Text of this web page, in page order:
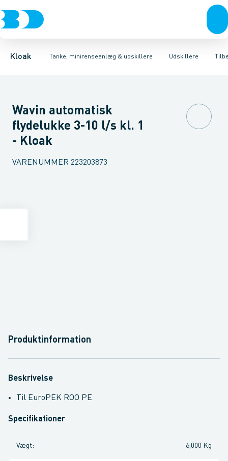
Kloak Tanke, minirenseanlæg & udskillere
Rør & fittingsBrøndeBrøndgodsLinjeafvandingTanke,
Udskillere
Udskillere Tanke Tilbehør til tankeMini renseanlæg
OlieudskillereFedtudskillereTilbehør til udskillereSandfang
Wavin automatisk
flydelukke 3-10 l/s kl. 1
- Kloak
VARENUMMER 223203873
Produktinformation
Beskrivelse
Til EuroPEK ROO PE
Specifikationer
Vægt: 6,000 Kg